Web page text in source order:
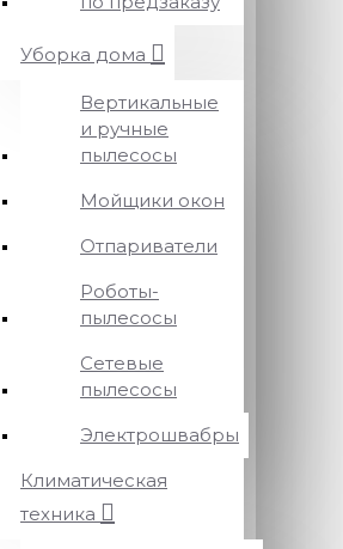
Уборка дома
Вертикальные
и ручные
пылесосы
Мойщики окон
Отпариватели
Роботы-
пылесосы
Сетевые
пылесосы
Электрошвабры
Климатическая
техника